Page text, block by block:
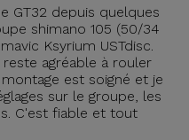
GT32 depuis quelques
shimano 105 (50/34
Ksyrium USTdisc.
agréable à rouler
est soigné et je
sur le groupe, les
C'est fiable et tout